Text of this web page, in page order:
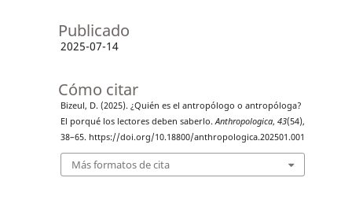
Publicado
2025-07-14
Cómo citar
Bizeul, D. (2025). ¿Quién es el antropólogo o antropóloga?
El porqué los lectores deben saberlo. Anthropologica, 43(54),
38–65. https://doi.org/10.18800/anthropologica.202501.001
Más formatos de cita